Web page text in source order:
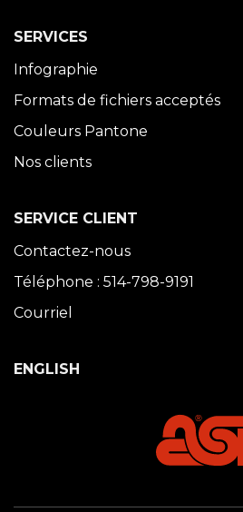
SERVICES
Infographie
Formats de fichiers acceptés
Couleurs Pantone
Nos clients
SERVICE CLIENT
Contactez-nous
Téléphone : 514-798-9191
Courriel
ENGLISH